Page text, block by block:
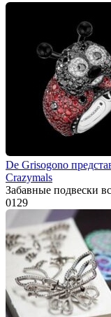
De Grisogono
Crazymals
Забавные подвески
0129